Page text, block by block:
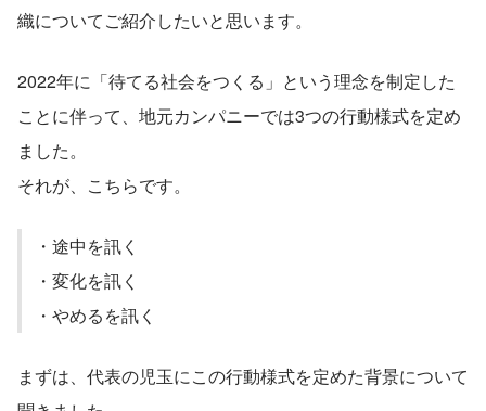
織についてご紹介したいと思います。
2022年に「待てる社会をつくる」という理念を制定した
ことに伴って、地元カンパニーでは3つの行動様式を定め
ました。
それが、こちらです。
・途中を訊く
・変化を訊く
・やめるを訊く
まずは、代表の児玉にこの行動様式を定めた背景について